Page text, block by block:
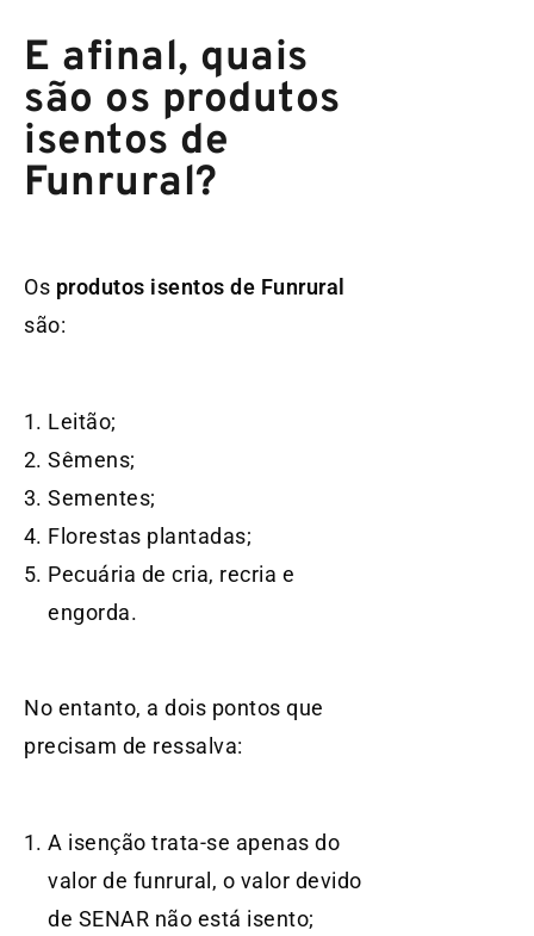
E afinal, quais
são os produtos
isentos de
Funrural?
Os produtos isentos de Funrural
são:
Leitão;
Sêmens;
Sementes;
Florestas plantadas;
Pecuária de cria, recria e
engorda.
No entanto, a dois pontos que
precisam de ressalva:
A isenção trata-se apenas do
valor de funrural, o valor devido
de SENAR não está isento;